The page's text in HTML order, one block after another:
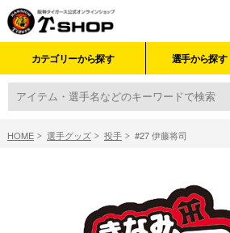
カテゴリーから探す 選手から探す
HOME 選手グッズ 投手 #27 伊藤将司